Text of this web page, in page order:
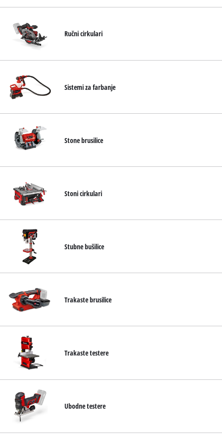
Ručni cirkulari
Sistemi za farbanje
Stone brusilice
Stoni cirkulari
Stubne bušilice
Trakaste brusilice
Trakaste testere
Ubodne testere